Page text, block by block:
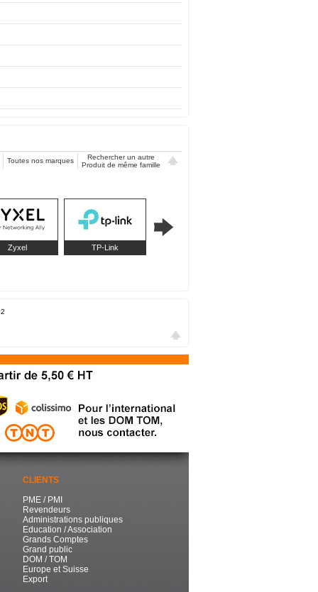
Toutes nos marques
Rechercher un autre
Produit de même famille
Zyxel TP-Link
CLIENTS
PME / PMI
Revendeurs
Administrations publiques
Education / Association
Grands Comptes
Grand public
DOM / TOM
Europe et Suisse
Export